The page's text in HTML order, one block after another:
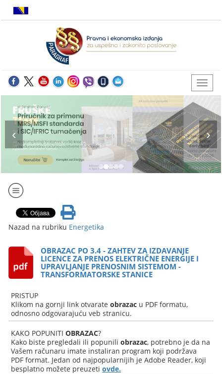
Nazad na rubriku Energetika
OBRAZAC PO 3.4 - ZAHTEV ZA IZDAVANJE
LICENCE ZA PRENOS ELEKTRIČNE ENERGIJE I
UPRAVLJANJE PRENOSNIM SISTEMOM -
TRANSFORMATORSKE STANICE
PRISTUP
Klikom na gornji link otvarateobrazac u PDF formatu,
odnosno odgovarajuću veb stranicu.
KAKO POPUNITIOBRAZAC?
Kako biste pregledali ili popuniliobrazac, potrebno je da na
Vašem računaru imate instaliran program koji podržava
PDF format. Jedan od najpopularnijih je Adobe Reader, koji
besplatno možete preuzetiovde.